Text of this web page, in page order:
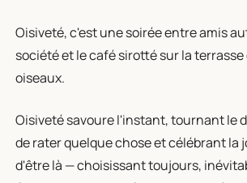
Oisiveté, c'est une soirée entre amis
société et le café sirotté sur la
oiseaux.
Oisiveté savoure l'instant, tournant le
de rater quelque chose et célébrant la
d'être là — choisissant toujours,